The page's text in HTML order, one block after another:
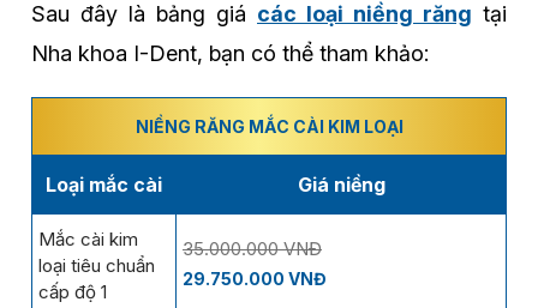
Sau đây là bảng giá các loại niềng răng tại
Nha khoa I-Dent, bạn có thể tham khảo:
NIỀNG RĂNG MẮC CÀI KIM LOẠI
Loại mắc cài Giá niềng
Mắc cài kim
loại tiêu chuẩn
cấp độ 1
35.000.000 VNĐ
29.750.000 VNĐ